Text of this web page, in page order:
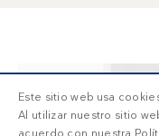
Este sitio web usa
Al utilizar nuestro sitio